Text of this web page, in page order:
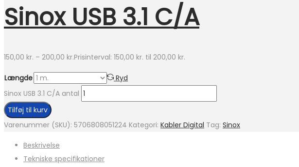
Sinox USB 3.1 C/A
150,00 kr. – 200,00 kr.Prisinterval: 150,00 kr. til 200,00 kr.
Længde
Ryd
Sinox USB 3.1 C/A antal
Tilføj til kurv
Varenummer (SKU): 5706808051224 Kategori: Kabler Digital Tag: Sinox
Beskrivelse
Tekniske specifikationer